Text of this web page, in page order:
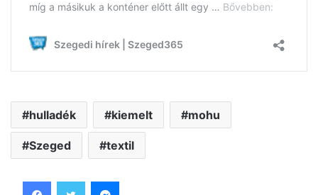
hulladék kiemelt mohu
Szeged textil